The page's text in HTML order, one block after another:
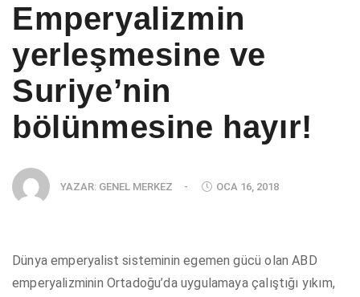
Emperyalizmin
yerleşmesine ve
Suriye’nin
bölünmesine hayır!
YAZAR: GENEL MERKEZ - OCA 16, 2018
Dünya emperyalist sisteminin egemen gücü olan ABD
emperyalizminin Ortadoğu’da uygulamaya çalıştığı yıkım,